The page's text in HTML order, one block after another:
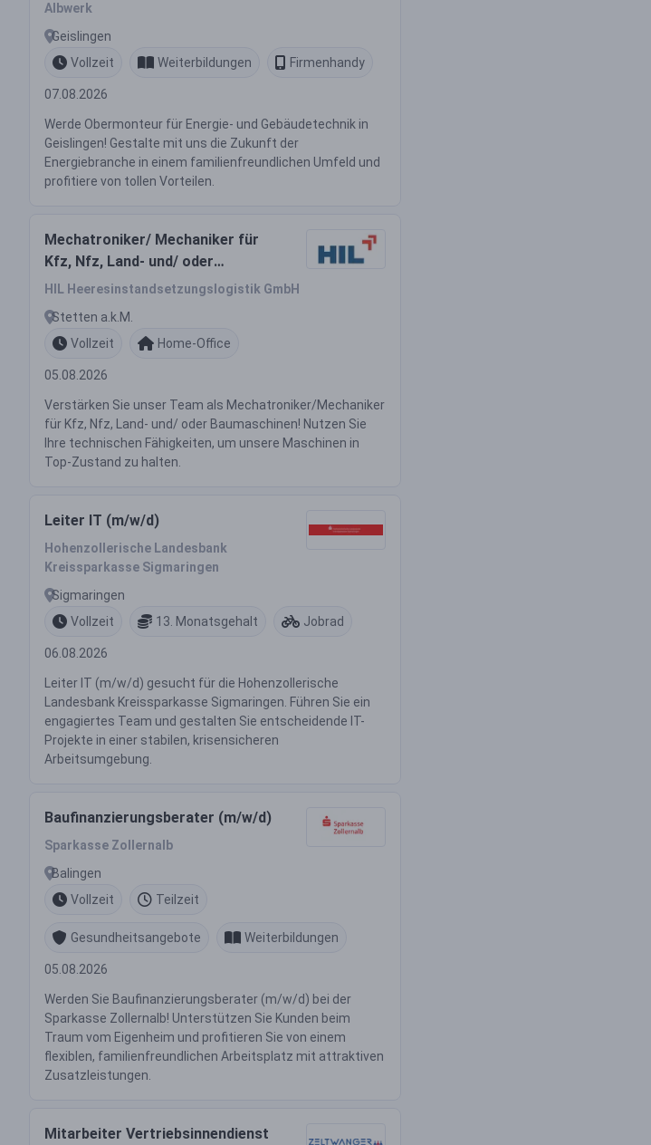
Albwerk
Geislingen
Vollzeit
Weiterbildungen Firmenhandy
07.08.2026
Werde Obermonteur für Energie- und Gebäudetechnik in
Geislingen! Gestalte mit uns die Zukunft der
Energiebranche in einem familienfreundlichen Umfeld und
profitiere von tollen Vorteilen.
Mechatroniker/ Mechaniker für
Kfz, Nfz, Land- und/ oder
Baumaschinen (m/w/d)
HIL Heeresinstandsetzungslogistik GmbH
Stetten a.k.M.
Vollzeit
Home-Office
05.08.2026
Verstärken Sie unser Team als Mechatroniker/Mechaniker
für Kfz, Nfz, Land- und/ oder Baumaschinen! Nutzen Sie
Ihre technischen Fähigkeiten, um unsere Maschinen in
Top-Zustand zu halten.
Leiter IT (m/w/d)
Hohenzollerische Landesbank
Kreissparkasse Sigmaringen
Sigmaringen
Vollzeit
13. Monatsgehalt Jobrad
06.08.2026
Leiter IT (m/w/d) gesucht für die Hohenzollerische
Landesbank Kreissparkasse Sigmaringen. Führen Sie ein
engagiertes Team und gestalten Sie entscheidende IT-
Projekte in einer stabilen, krisensicheren
Arbeitsumgebung.
Baufinanzierungsberater (m/w/d)
Sparkasse Zollernalb
Balingen
Vollzeit
Teilzeit
Gesundheitsangebote Weiterbildungen
05.08.2026
Werden Sie Baufinanzierungsberater (m/w/d) bei der
Sparkasse Zollernalb! Unterstützen Sie Kunden beim
Traum vom Eigenheim und profitieren Sie von einem
flexiblen, familienfreundlichen Arbeitsplatz mit attraktiven
Zusatzleistungen.
Mitarbeiter Vertriebsinnendienst